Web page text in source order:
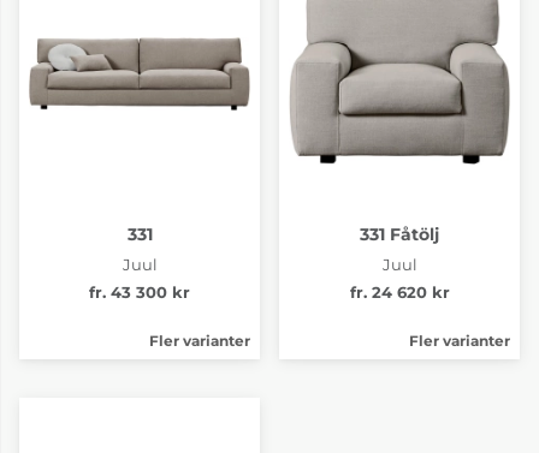
331
Juul
fr. 43 300 kr
Fler varianter
331 Fåtölj
Juul
fr. 24 620 kr
Fler varianter